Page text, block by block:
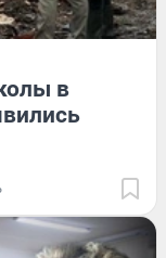
в